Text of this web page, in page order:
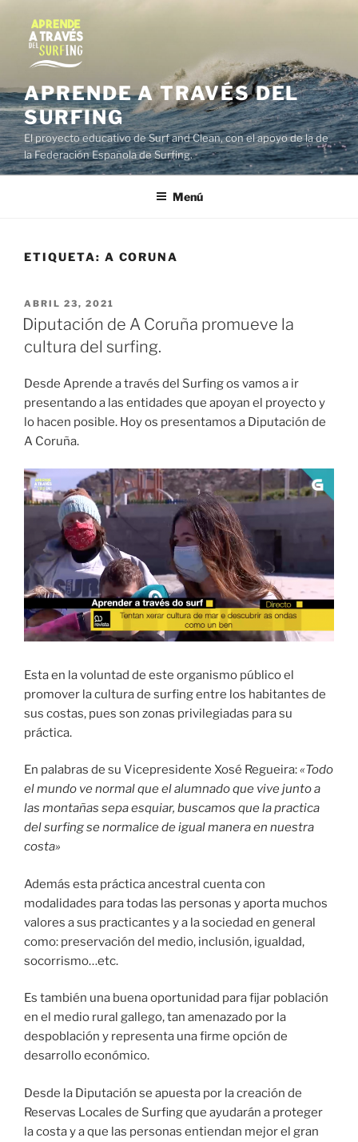
contenido
APRENDE A TRAVÉS DEL
SURFING
El proyecto educativo de Surf and Clean, con el apoyo de la de
la Federación Española de Surfing.
Menú
ETIQUETA: A CORUNA
PUBLICADO
EL
ABRIL 23, 2021
Diputación de A Coruña promueve la
cultura del surfing.
Desde Aprende a través del Surfing os vamos a ir
presentando a las entidades que apoyan el proyecto y
lo hacen posible. Hoy os presentamos a Diputación de
A Coruña.
Esta en la voluntad de este organismo público el
promover la cultura de surfing entre los habitantes de
sus costas, pues son zonas privilegiadas para su
práctica.
En palabras de su Vicepresidente Xosé Regueira:«Todo
el mundo ve normal que el alumnado que vive junto a
las montañas sepa esquiar, buscamos que la practica
del surfing se normalice de igual manera en nuestra
costa»
Además esta práctica ancestral cuenta con
modalidades para todas las personas y aporta muchos
valores a sus practicantes y a la sociedad en general
como: preservación del medio, inclusión, igualdad,
socorrismo…etc.
Es también una buena oportunidad para fijar población
en el medio rural gallego, tan amenazado por la
despoblación y representa una firme opción de
desarrollo económico.
Desde la Diputación se apuesta por la creación de
Reservas Locales de Surfing que ayudarán a proteger
la costa y a que las personas entiendan mejor el gran